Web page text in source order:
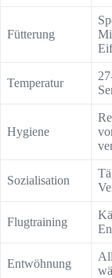
Fütterung
Temperatur
Hygiene
Sozialisation
Flugtraining
Entwöhnung